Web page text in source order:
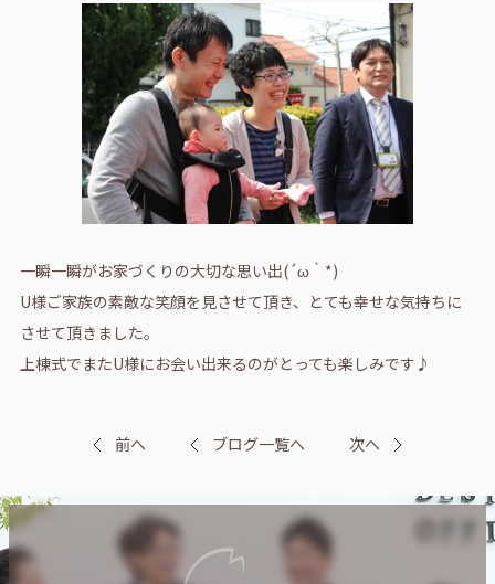
一瞬一瞬がお家づくりの大切な思い出(´ω｀*)
U様ご家族の素敵な笑顔を見させて頂き、とても幸せな気持ちに
させて頂きました。
上棟式でまたU様にお会い出来るのがとっても楽しみです♪
前へ ブログ一覧へ 次へ